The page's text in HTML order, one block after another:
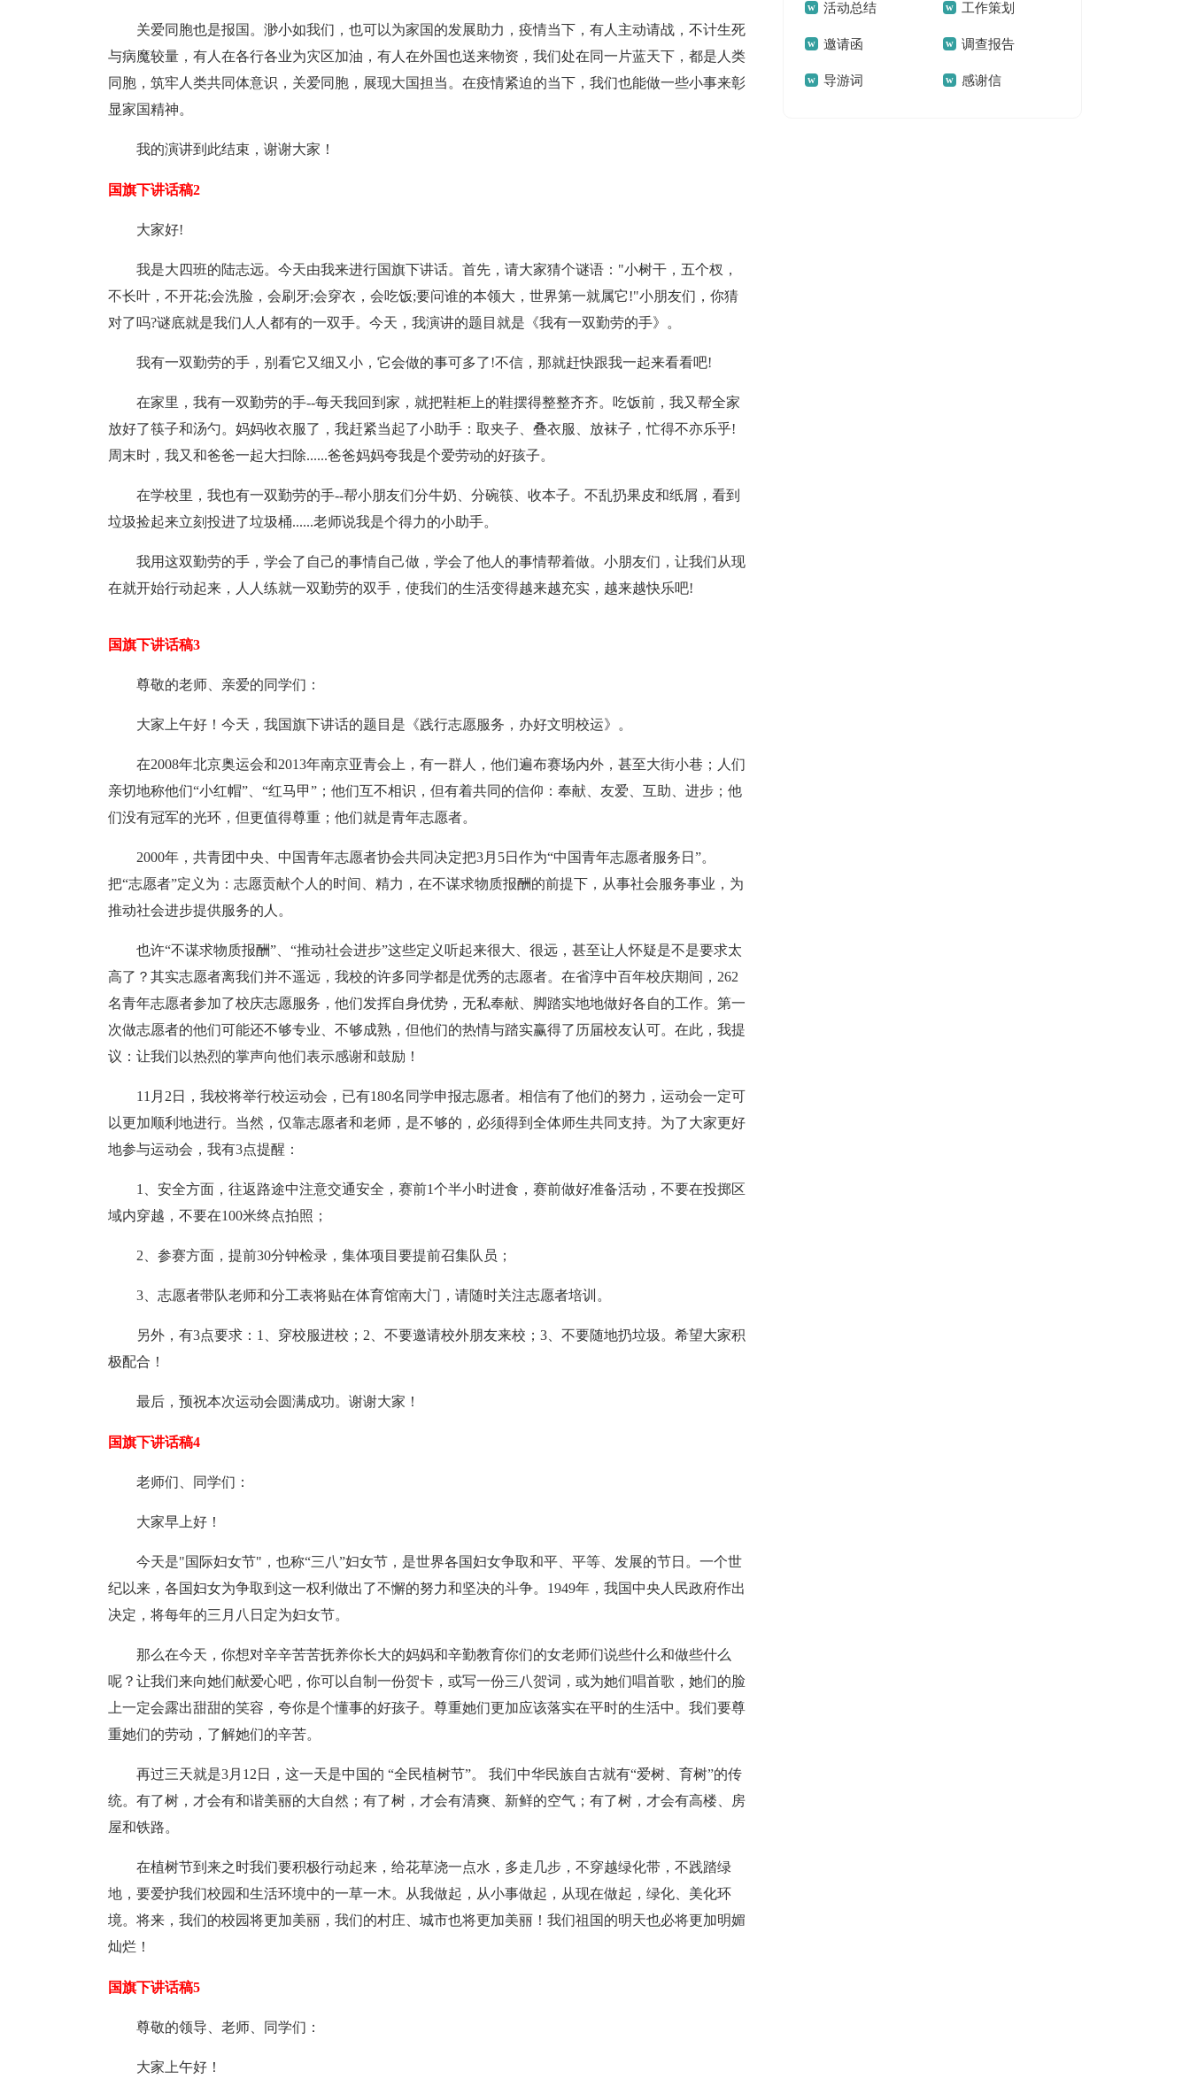
关爱同胞也是报国。渺小如我们，也可以为家国的发展助力，疫情当下，有人主动请战，不计生死
与病魔较量，有人在各行各业为灾区加油，有人在外国也送来物资，我们处在同一片蓝天下，都是人类
同胞，筑牢人类共同体意识，关爱同胞，展现大国担当。在疫情紧迫的当下，我们也能做一些小事来彰
显家国精神。
我的演讲到此结束，谢谢大家！
国旗下讲话稿2
大家好!
我是大四班的陆志远。今天由我来进行国旗下讲话。首先，请大家猜个谜语："小树干，五个杈，
不长叶，不开花;会洗脸，会刷牙;会穿衣，会吃饭;要问谁的本领大，世界第一就属它!"小朋友们，你猜
对了吗?谜底就是我们人人都有的一双手。今天，我演讲的题目就是《我有一双勤劳的手》。
我有一双勤劳的手，别看它又细又小，它会做的事可多了!不信，那就赶快跟我一起来看看吧!
在家里，我有一双勤劳的手--每天我回到家，就把鞋柜上的鞋摆得整整齐齐。吃饭前，我又帮全家
放好了筷子和汤勺。妈妈收衣服了，我赶紧当起了小助手：取夹子、叠衣服、放袜子，忙得不亦乐乎!
周末时，我又和爸爸一起大扫除......爸爸妈妈夸我是个爱劳动的好孩子。
在学校里，我也有一双勤劳的手--帮小朋友们分牛奶、分碗筷、收本子。不乱扔果皮和纸屑，看到
垃圾捡起来立刻投进了垃圾桶......老师说我是个得力的小助手。
我用这双勤劳的手，学会了自己的事情自己做，学会了他人的事情帮着做。小朋友们，让我们从现
在就开始行动起来，人人练就一双勤劳的双手，使我们的生活变得越来越充实，越来越快乐吧!
国旗下讲话稿3
尊敬的老师、亲爱的同学们：
大家上午好！今天，我国旗下讲话的题目是《践行志愿服务，办好文明校运》。
在2008年北京奥运会和2013年南京亚青会上，有一群人，他们遍布赛场内外，甚至大街小巷；人们
亲切地称他们“小红帽”、“红马甲”；他们互不相识，但有着共同的信仰：奉献、友爱、互助、进步；他
们没有冠军的光环，但更值得尊重；他们就是青年志愿者。
2000年，共青团中央、中国青年志愿者协会共同决定把3月5日作为“中国青年志愿者服务日”。
把“志愿者”定义为：志愿贡献个人的时间、精力，在不谋求物质报酬的前提下，从事社会服务事业，为
推动社会进步提供服务的人。
也许“不谋求物质报酬”、“推动社会进步”这些定义听起来很大、很远，甚至让人怀疑是不是要求太
高了？其实志愿者离我们并不遥远，我校的许多同学都是优秀的志愿者。在省淳中百年校庆期间，262
名青年志愿者参加了校庆志愿服务，他们发挥自身优势，无私奉献、脚踏实地地做好各自的工作。第一
次做志愿者的他们可能还不够专业、不够成熟，但他们的热情与踏实赢得了历届校友认可。在此，我提
议：让我们以热烈的掌声向他们表示感谢和鼓励！
11月2日，我校将举行校运动会，已有180名同学申报志愿者。相信有了他们的努力，运动会一定可
以更加顺利地进行。当然，仅靠志愿者和老师，是不够的，必须得到全体师生共同支持。为了大家更好
地参与运动会，我有3点提醒：
1、安全方面，往返路途中注意交通安全，赛前1个半小时进食，赛前做好准备活动，不要在投掷区
域内穿越，不要在100米终点拍照；
2、参赛方面，提前30分钟检录，集体项目要提前召集队员；
3、志愿者带队老师和分工表将贴在体育馆南大门，请随时关注志愿者培训。
另外，有3点要求：1、穿校服进校；2、不要邀请校外朋友来校；3、不要随地扔垃圾。希望大家积
极配合！
最后，预祝本次运动会圆满成功。谢谢大家！
国旗下讲话稿4
老师们、同学们：
大家早上好！
今天是"国际妇女节"，也称“三八”妇女节，是世界各国妇女争取和平、平等、发展的节日。一个世
纪以来，各国妇女为争取到这一权利做出了不懈的努力和坚决的斗争。1949年，我国中央人民政府作出
决定，将每年的三月八日定为妇女节。
那么在今天，你想对辛辛苦苦抚养你长大的妈妈和辛勤教育你们的女老师们说些什么和做些什么
呢？让我们来向她们献爱心吧，你可以自制一份贺卡，或写一份三八贺词，或为她们唱首歌，她们的脸
上一定会露出甜甜的笑容，夸你是个懂事的好孩子。尊重她们更加应该落实在平时的生活中。我们要尊
重她们的劳动，了解她们的辛苦。
再过三天就是3月12日，这一天是中国的 “全民植树节”。 我们中华民族自古就有“爱树、育树”的传
统。有了树，才会有和谐美丽的大自然；有了树，才会有清爽、新鲜的空气；有了树，才会有高楼、房
屋和铁路。
在植树节到来之时我们要积极行动起来，给花草浇一点水，多走几步，不穿越绿化带，不践踏绿
地，要爱护我们校园和生活环境中的一草一木。从我做起，从小事做起，从现在做起，绿化、美化环
境。将来，我们的校园将更加美丽，我们的村庄、城市也将更加美丽！我们祖国的明天也必将更加明媚
灿烂！
国旗下讲话稿5
尊敬的领导、老师、同学们：
大家上午好！
告范文合集九篇 体育教学计划四篇
活动总结 工作策划
邀请函 调查报告
导游词 感谢信